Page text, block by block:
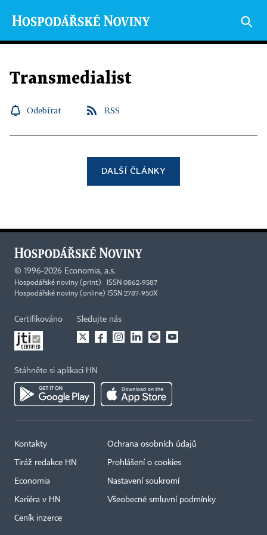
Transmedialist
Odebírat RSS
DALŠÍ ČLÁNKY
© 1996-2026 Economia, a.s.
Hospodářské noviny (print) ISSN 0862-9587
Hospodářské noviny (online) ISSN 2787-950X
Certifikováno Sledujte nás
Stáhněte si aplikaci HN
Kontakty
Tiráž redakce HN
Economia
Kariéra v HN
Ceník inzerce
Ochrana osobních údajů
Prohlášení o cookies
Nastavení soukromí
Všeobecné smluvní podmínky